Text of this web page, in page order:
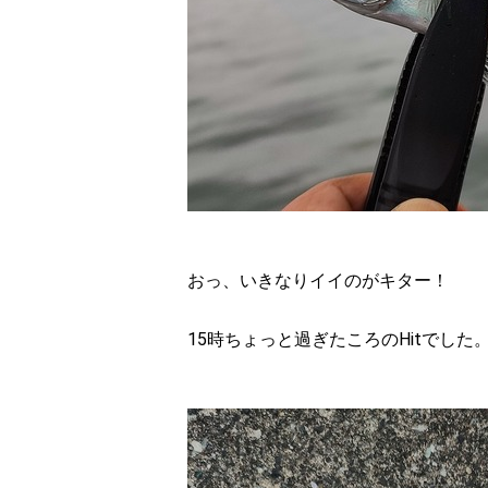
おっ、いきなりイイのがキター！
15時ちょっと過ぎたころのHitでした